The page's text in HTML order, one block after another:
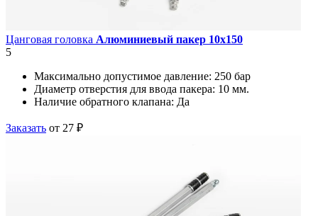
Цанговая головка Алюминиевый пакер 10х150
5
Максимально допустимое давление: 250 бар
Диаметр отверстия для ввода пакера: 10 мм.
Наличие обратного клапана: Да
Заказать от 27 ₽